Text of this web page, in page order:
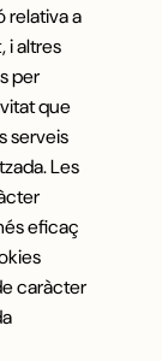
relativa a
i altres
per
que
serveis
Les
eficaç
caràcter